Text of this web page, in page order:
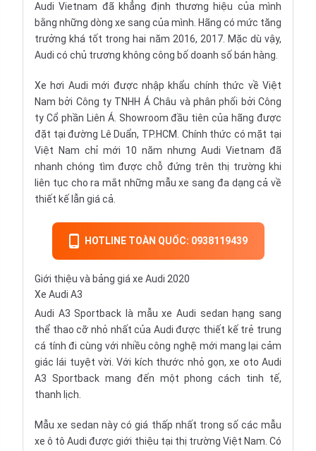
Audi Vietnam đã khẳng định thương hiệu của mình
bằng những dòng xe sang của mình. Hãng có mức tăng
trưởng khá tốt trong hai năm 2016, 2017. Mặc dù vậy,
Audi có chủ trương không công bố doanh số bán hàng.
Xe hơi Audi mới được nhập khẩu chính thức về Việt
Nam bởi Công ty TNHH Á Châu và phân phối bởi Công
ty Cổ phần Liên Á. Showroom đầu tiên của hãng được
đặt tại đường Lê Duẩn, TP.HCM. Chính thức có mặt tại
Việt Nam chỉ mới 10 năm nhưng Audi Vietnam đã
nhanh chóng tìm được chỗ đứng trên thị trường khi
liên tục cho ra mắt những mẫu xe sang đa dạng cả về
thiết kế lẫn giá cả.
HOTLINE TOÀN QUỐC: 0938119439
Giới thiệu và bảng giá xe Audi 2020
Xe Audi A3
Audi A3 Sportback là mẫuxe Audi sedan hạng sang
thể thao cỡ nhỏ nhất của Audi được thiết kế trẻ trung
cá tính đi cùng với nhiều công nghệ mới mang lại cảm
giác lái tuyệt vời. Với kích thước nhỏ gọn, xe oto Audi
A3 Sportback mang đến một phong cách tinh tế,
thanh lịch.
Mẫuxe sedan này có giá thấp nhất trong số các mẫu
xe ô tô Audi được giới thiệu tại thị trường Việt Nam. Có